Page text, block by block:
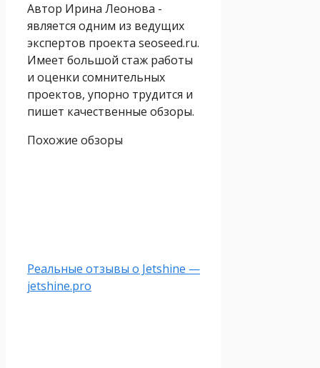
Автор Ирина Леонова -
является одним из ведущих
экспертов проекта seoseed.ru.
Имеет большой стаж работы
и оценки сомнительных
проектов, упорно трудится и
пишет качественные обзоры.
Похожие обзоры
Реальные отзывы о Jetshine —
jetshine.pro